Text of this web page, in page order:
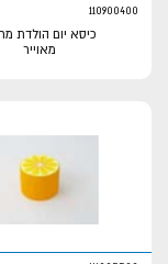
110900400
כיסא יום הולדת
מאוייר